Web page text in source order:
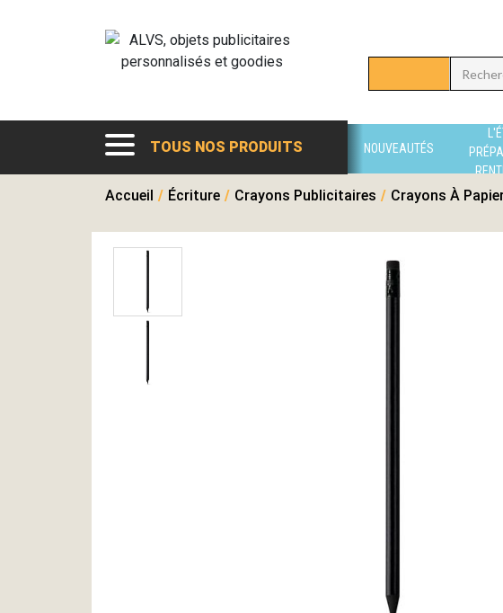
TOUS NOS PRODUITS NOUVEAUTÉS
Accueil / Écriture / Crayons Publicitaires / Crayons À